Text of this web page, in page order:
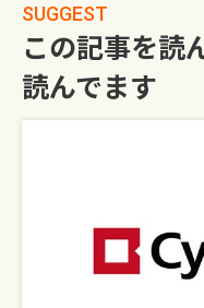
SUGGEST
この記事を読
読んでます